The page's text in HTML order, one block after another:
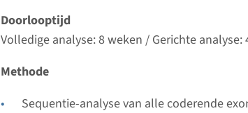
Doorlooptijd
Volledige analyse: 8 weken / Gerichte analyse:
Methode
Sequentie-analyse van alle coderende